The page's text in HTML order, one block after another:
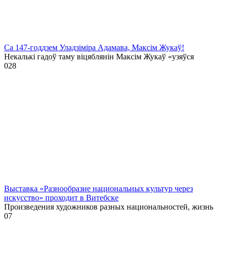
Са 147-годдзем Уладзіміра Адамава, Максім Жукаў!
Некалькі гадоў таму віцяблянін Максім Жукаў «узяўся
028
Выставка «Разнообразие национальных культур через
искусство» проходит в Витебске
Произведения художников разных национальностей, жизнь
07